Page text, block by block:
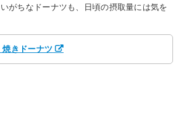
がちなドーナツも、日頃の摂取量には気を
きドーナツ